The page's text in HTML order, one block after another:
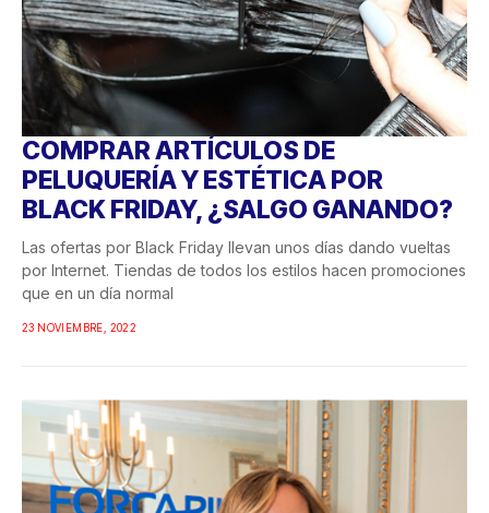
COMPRAR ARTÍCULOS DE
PELUQUERÍA Y ESTÉTICA POR
BLACK FRIDAY, ¿SALGO GANANDO?
Las ofertas por Black Friday llevan unos días dando vueltas
por Internet. Tiendas de todos los estilos hacen promociones
que en un día normal
23 NOVIEMBRE, 2022